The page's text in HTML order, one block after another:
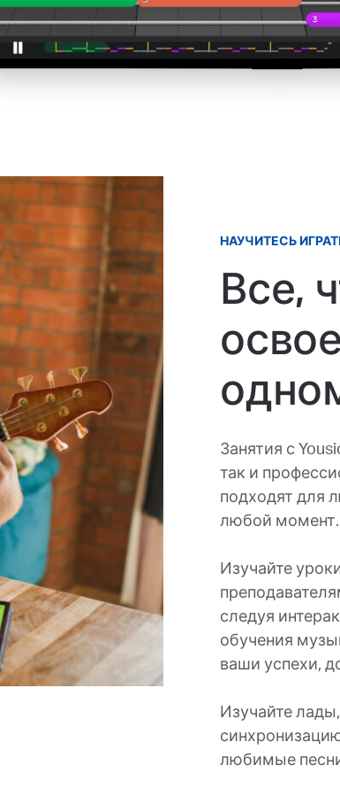
НАУЧИТЕСЬ
Все,
Занятия с
так и
подходят для
любой момент.
Изучайте
следуя
обучения
ваши успехи,
Изучайте
любимые